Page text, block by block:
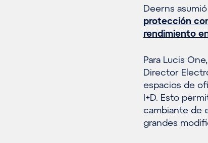
Deerns
protección
rendimiento
Para Lucis
Director
espacios de
I+D. Esto
cambiante de
grandes